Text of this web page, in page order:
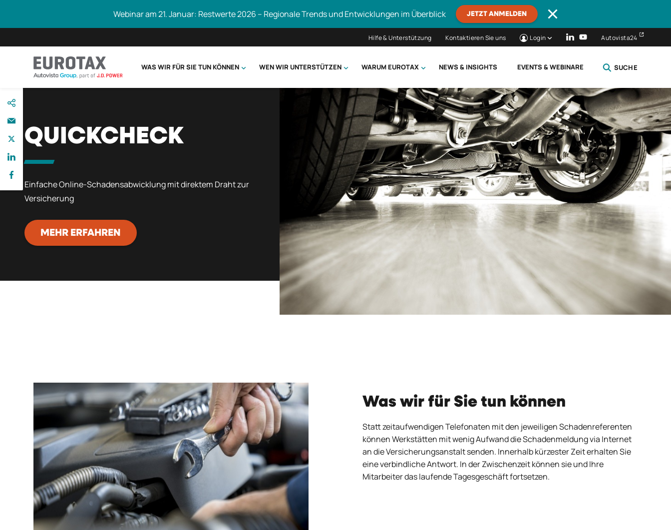
zum
Inhalt
Webinar am 21. Januar: Restwerte 2026 – Regionale Trends und Entwicklungen im Überblick JETZT ANMELDEN
Hilfe & Unterstützung Kontaktieren Sie uns Login Autovista24
WAS WIR FÜR SIE TUN KÖNNEN WEN WIR UNTERSTÜTZEN WARUM EUROTAX NEWS & INSIGHTS EVENTS & WEBINARE SUCHE
SCHLIESSEN
QUICKCHECK
Einfache Online-Schadensabwicklung mit direktem Draht zur
Versicherung
MEHR ERFAHREN
Was wir für Sie tun können
Statt zeitaufwendigen Telefonaten mit den jeweiligen Schadenreferenten
können Werkstätten mit wenig Aufwand die Schadenmeldung via Internet
an die Versicherungsanstalt senden. Innerhalb kürzester Zeit erhalten Sie
eine verbindliche Antwort. In der Zwischenzeit können sie und Ihre
Mitarbeiter das laufende Tagesgeschäft fortsetzen.